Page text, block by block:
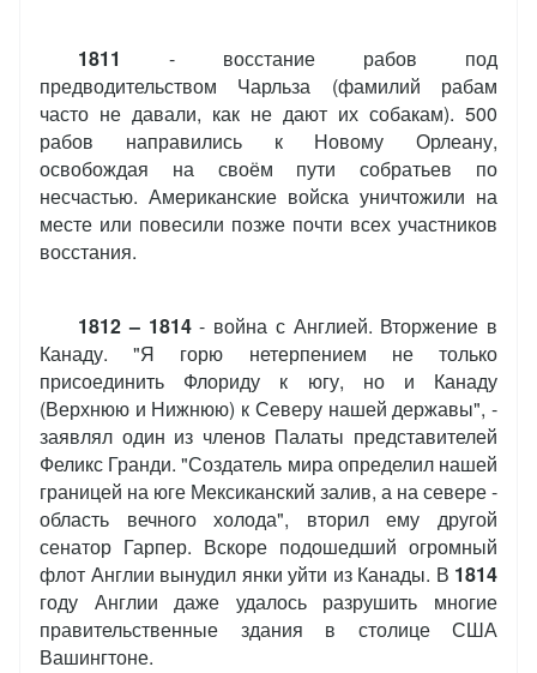
1811
- восстание рабов под
предводительством Чарльза (фамилий рабам
часто не давали, как не дают их собакам). 500
рабов направились к Новому Орлеану,
освобождая на своём пути собратьев по
несчастью. Американские войска уничтожили на
месте или повесили позже почти всех участников
восстания.
1812 – 1814- война с Англией. Вторжение в
Канаду. "Я горю нетерпением не только
присоединить Флориду к югу, но и Канаду
(Верхнюю и Нижнюю) к Северу нашей державы", -
заявлял один из членов Палаты представителей
Феликс Гранди. "Создатель мира определил нашей
границей на юге Мексиканский залив, а на севере -
область вечного холода", вторил ему другой
сенатор Гарпер. Вскоре подошедший огромный
флот Англии вынудил янки уйти из Канады. В 1814
году Англии даже удалось разрушить многие
правительственные здания в столице США
Вашингтоне.